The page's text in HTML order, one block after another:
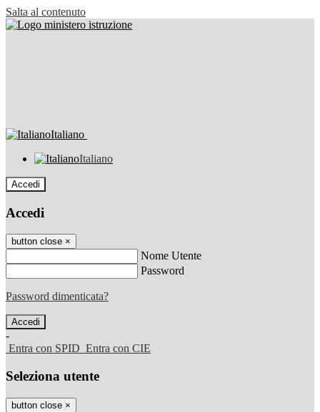
Salta al contenuto
Italiano
Italiano
Accedi
Accedi
button close ×
Nome Utente
Password
Password dimenticata?
-
Entra con SPID Entra con CIE
Seleziona utente
button close ×